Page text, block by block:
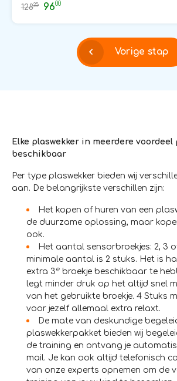
12825 9600
Vorige stap
Elke plaswekker in meerdere voordeel
beschikbaar
Per type plaswekker bieden wij
aan. De belangrijkste verschillen zijn:
Het kopen of huren van een
de duurzame oplossing, maar
ook.
Het aantal sensorbroekjes: 2, 3
minimale aantal is 2 stuks. Het is
extra 3e broekje beschikbaar te
legt minder druk op het altijd snel
van het gebruikte broekje. 4 Stuks
voor jezelf allemaal extra relaxt.
De mate van deskundige
plaswekkerpakket bieden wij
de training en ontvang je
mail. Je kan ook altijd telefonisch
van onze experts opnemen om de